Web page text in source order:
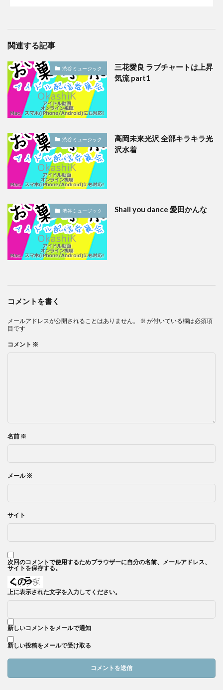
関連する記事
渋谷ミュージック
三花愛良 ラブチャートは上昇
気流 part1
渋谷ミュージック
高岡未來光沢 全部キラキラ光
沢水着
渋谷ミュージック Shall you dance 愛田かんな
コメントを書く
メールアドレスが公開されることはありません。 ※ が付いている欄は必須項
目です
コメント ※
名前 ※
メール※
サイト
次回のコメントで使用するためブラウザーに自分の名前、メールアドレス、
サイトを保存する。
上に表示された文字を入力してください。
新しいコメントをメールで通知
新しい投稿をメールで受け取る